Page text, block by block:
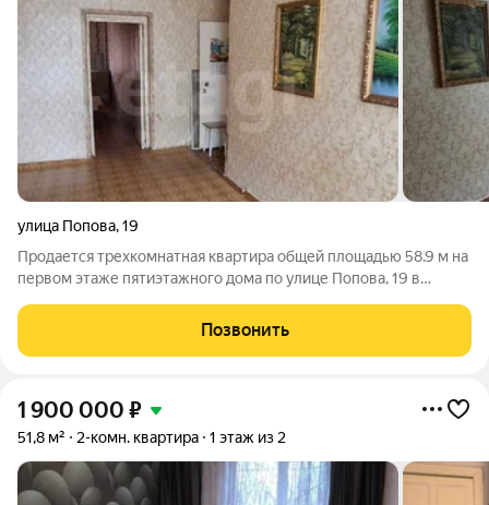
улица Попова,19
Продается трехкомнатная квартира общей площадью 58.9 м на
первом этаже пятиэтажного дома по улице Попова, 19 в
расположением в центре микрорайона, где в шаговой
доступности находятся английская школа №5,
Позвонить
1 900 000 ₽
51,8 м² 2-комн. квартира 1 этаж из 2